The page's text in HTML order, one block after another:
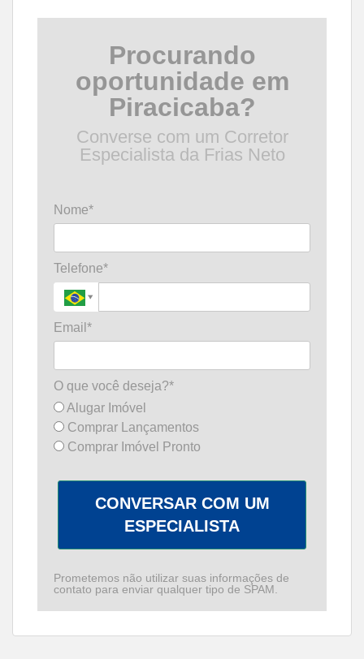
Procurando
oportunidade em
Piracicaba?
Converse com um Corretor
Especialista da Frias Neto
Nome*
Telefone*
Email*
O que você deseja?*
Alugar Imóvel
Comprar Lançamentos
Comprar Imóvel Pronto
CONVERSAR COM UM
ESPECIALISTA
Prometemos não utilizar suas informações de
contato para enviar qualquer tipo de SPAM.